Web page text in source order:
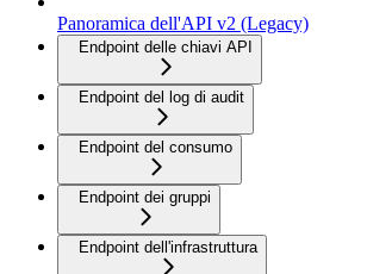
Panoramica dell'API v2 (Legacy)
Endpoint delle chiavi API
Endpoint del log di audit
Endpoint del consumo
Endpoint dei gruppi
Endpoint dell'infrastruttura